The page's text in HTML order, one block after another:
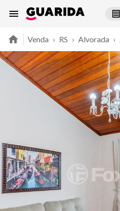
Venda › RS › Alvorada ›